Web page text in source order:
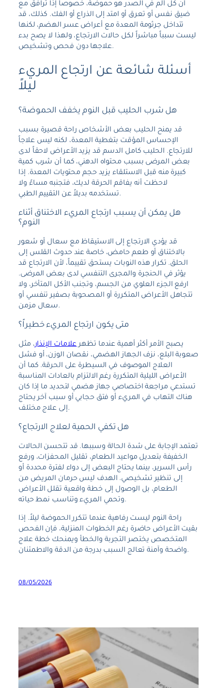
أن كل ألم في الصدر هو حموضة، خصوصاً إذا ترافق مع
ضيق نفس أو تعرق أو امتد إلى الذراع أو الفك. كذلك، قد
تتداخل جرثومة المعدة مع أعراض عسر الهضم، لكنها
ليست سبباً مباشراً لكل حالات الارتجاع، ولهذا لا يصح بدء
علاجها دون فحص وتشخيص.
أسئلة شائعة عن ارتجاع المريء
ليلاً
هل شرب الحليب قبل النوم يخفف الحموضة؟
قد يمنح الحليب بعض الأشخاص راحة قصيرة بسبب
الإحساس المؤقت بتغطية المعدة، لكنه ليس علاجاً
للارتجاع. الحليب كامل الدسم قد يزيد الأعراض لاحقاً لدى
بعض المرضى بسبب محتواه الدهني، كما أن شرب كمية
كبيرة منه قبل الاستلقاء يزيد حجم محتويات المعدة. إذا
لاحظت أنه يفاقم الحرقة لديك، فتجنبه مساءً ولا
تستخدمه بديلاً عن التقييم الطبي.
هل يمكن أن يسبب ارتجاع المريء الاختناق أثناء
النوم؟
قد يؤدي الارتجاع إلى الاستيقاظ مع سعال أو شعور
بالاختناق أو طعم حامض، خاصة عند حدوث القلس إلى
الحلق. تكرار هذه النوبات يستحق تقييماً، لأن الارتجاع قد
يؤثر في الحنجرة والمجرى التنفسي لدى بعض المرضى.
ارفع الجزء العلوي من الجسم، وتجنب الأكل المتأخر، ولا
تتجاهل الأعراض المتكررة أو المصحوبة بصفير تنفسي أو
سعال مزمن.
متى يكون ارتجاع المريء خطيراً؟
يصبح الأمر أكثر أهمية عندما تظهرعلامات الإنذار، مثل
صعوبة البلع، نزف الجهاز الهضمي، نقصان الوزن، أو فشل
العلاج الموصوف في السيطرة على الحرقة. كما أن
الأعراض الليلية المتكررة رغم الالتزام بالعادات المناسبة
تستدعي مراجعة اختصاصي جهاز هضمي لتحديد ما إذا كان
هناك التهاب في المريء أو فتق حجابي أو سبب آخر يحتاج
إلى علاج مختلف.
هل تكفي الحمية لعلاج الارتجاع؟
تعتمد الإجابة على شدة الحالة وسببها. قد تتحسن الحالات
الخفيفة بتعديل مواعيد الطعام، تقليل المحفزات، ورفع
رأس السرير، بينما يحتاج البعض إلى دواء لفترة محددة أو
إلى تنظير تشخيصي. الهدف ليس حرمان المريض من
الطعام، بل الوصول إلى خطة واقعية تقلل الأعراض
وتحمي المريء وتناسب نمط حياته.
راحة النوم ليست رفاهية عندما تتكرر الحموضة ليلاً. إذا
بقيت الأعراض حاضرة رغم الخطوات المنزلية، فإن الفحص
المتخصص يختصر التجربة والخطأ ويمنحك خطة علاج
واضحة وآمنة تعالج السبب بدرجة من الدقة والاطمئنان.
08/05/2026